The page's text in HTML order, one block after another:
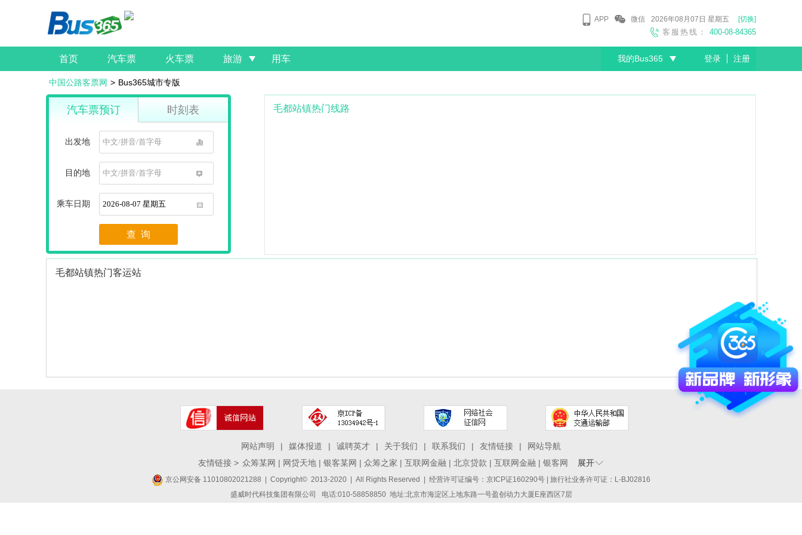
APP 微信 2026年08月07日 星期五 [切换]
客服热线： 400-08-84365
首页 汽车票 火车票 旅游 用车 我的Bus365 登录 注册
中国公路客票网 > Bus365城市专版
汽车票预订 时刻表
出发地
目的地
1
乘车日期
1
查 询
毛都站镇热门线路
毛都站镇热门客运站
网站声明 | 媒体报道 | 诚聘英才 | 关于我们 | 联系我们 | 友情链接 |
网站导航
友情链接 > 众筹某网 | 网贷天地 | 银客某网 | 众筹之家 | 互联网金融 | 北京贷款 | 互联网金融 | 银客网 展开
京公网安备 11010802021288 | Copyright© 2013-2020 | All Rights Reserved | 经营许可证编号：京ICP证160290号 | 旅行社业务许可证：L-BJ02816
盛威时代科技集团有限公司 电话:010-58858850 地址:北京市海淀区上地东路一号盈创动力大厦E座西区7层